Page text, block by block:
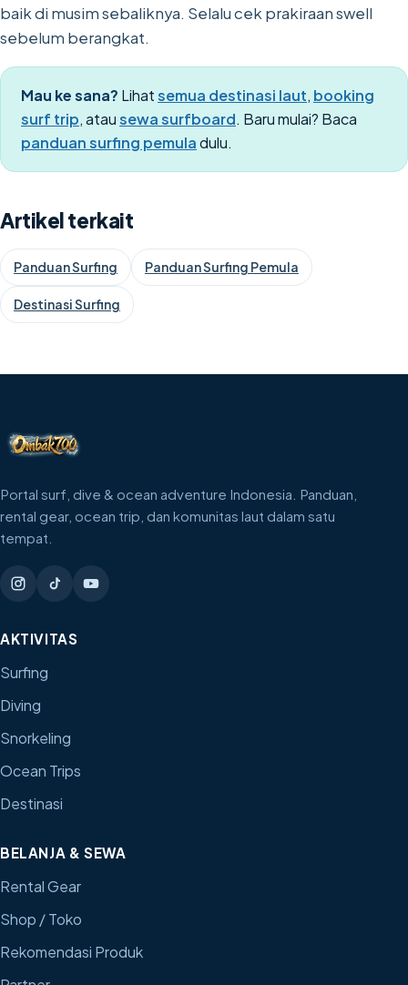
baik di musim sebaliknya. Selalu cek prakiraan swell
sebelum berangkat.
Mau ke sana? Lihatsemua destinasi laut, booking
surf trip, atausewa surfboard. Baru mulai? Baca
panduan surfing pemuladulu.
Artikel terkait
Panduan Surfing Panduan Surfing Pemula
Destinasi Surfing
Portal surf, dive & ocean adventure Indonesia. Panduan,
rental gear, ocean trip, dan komunitas laut dalam satu
tempat.
AKTIVITAS
Surfing
Diving
Snorkeling
Ocean Trips
Destinasi
BELANJA & SEWA
Rental Gear
Shop / Toko
Rekomendasi Produk